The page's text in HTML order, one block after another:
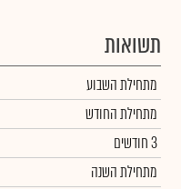
תשואות
מתחילת השבוע
מתחילת החודש
3 חודשים
מתחילת השנה